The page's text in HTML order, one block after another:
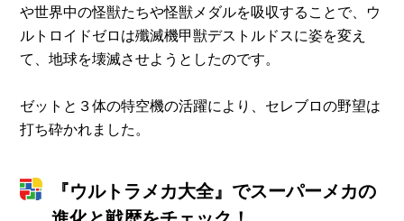
や世界中の怪獣たちや怪獣メダルを吸収することで、ウ
ルトロイドゼロは殲滅機甲獣デストルドスに姿を変え
て、地球を壊滅させようとしたのです。
ゼットと３体の特空機の活躍により、セレブロの野望は
打ち砕かれました。
『ウルトラメカ大全』でスーパーメカの